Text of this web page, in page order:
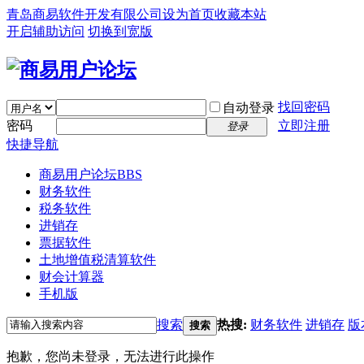
青岛商易软件开发有限公司 设为首页收藏本站
开启辅助访问 切换到宽版
自动登录 找回密码
密码
登录
立即注册
快捷导航
商易用户论坛BBS
财务软件
税务软件
进销存
票据软件
土地增值税清算软件
财会计算器
手机版
搜索 搜索 热搜: 财务软件 进销存 版
抱歉，您尚未登录，无法进行此操作